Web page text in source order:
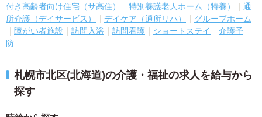
付き高齢者向け住宅（サ高住）
特別養護老人ホーム（特養）
通
所介護（デイサービス）
デイケア（通所リハ）
グループホーム
障がい者施設
訪問入浴 訪問看護 ショートステイ
介護予
防
札幌市北区(北海道)の介護・福祉の求人を給与から
探す